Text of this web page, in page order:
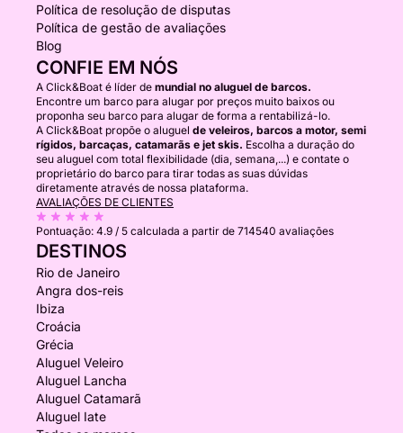
Política de resolução de disputas
Política de gestão de avaliações
Blog
CONFIE EM NÓS
A Click&Boat é líder de mundial no aluguel de barcos.
Encontre um barco para alugar por preços muito baixos ou
proponha seu barco para alugar de forma a rentabilizá-lo.
A Click&Boat propõe o aluguel de veleiros, barcos a motor, semi
rígidos, barcaças, catamarãs e jet skis. Escolha a duração do
seu aluguel com total flexibilidade (dia, semana,...) e contate o
proprietário do barco para tirar todas as suas dúvidas
diretamente através de nossa plataforma.
AVALIAÇÕES DE CLIENTES
Pontuação: 4.9 / 5 calculada a partir de 714540 avaliações
DESTINOS
Rio de Janeiro
Angra dos-reis
Ibiza
Croácia
Grécia
Aluguel Veleiro
Aluguel Lancha
Aluguel Catamarã
Aluguel Iate